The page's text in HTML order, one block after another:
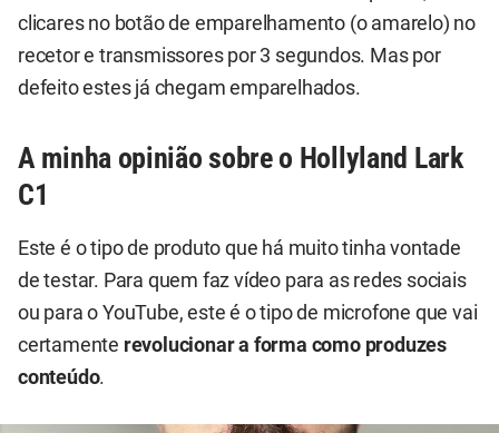
clicares no botão de emparelhamento (o amarelo) no
recetor e transmissores por 3 segundos. Mas por
defeito estes já chegam emparelhados.
A minha opinião sobre o Hollyland Lark
C1
Este é o tipo de produto que há muito tinha vontade
de testar. Para quem faz vídeo para as redes sociais
ou para o YouTube, este é o tipo de microfone que vai
certamente revolucionar a forma como produzes
conteúdo.